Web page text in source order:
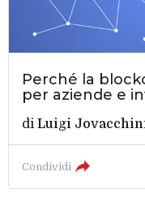
Perché la
per aziende e
diLuigi
Condividi